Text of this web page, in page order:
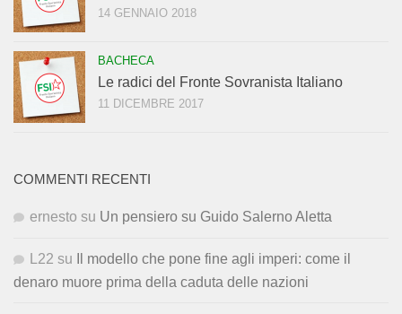
14 GENNAIO 2018
BACHECA
Le radici del Fronte Sovranista Italiano
11 DICEMBRE 2017
COMMENTI RECENTI
ernesto su Un pensiero su Guido Salerno Aletta
L22 su
Il modello che pone fine agli imperi: come il
denaro muore prima della caduta delle nazioni